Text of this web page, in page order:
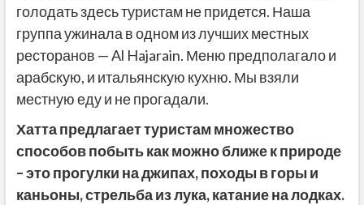
голодать здесь туристам не придется. Наша
группа ужинала в одном из лучших местных
ресторанов — Al Hajarain. Меню предполагало и
арабскую, и итальянскую кухню. Мы взяли
местную еду и не прогадали.
Хатта предлагает туристам множество
способов побыть как можно ближе к природе
– это прогулки на джипах, походы в горы и
каньоны, стрельба из лука, катание на лодках.